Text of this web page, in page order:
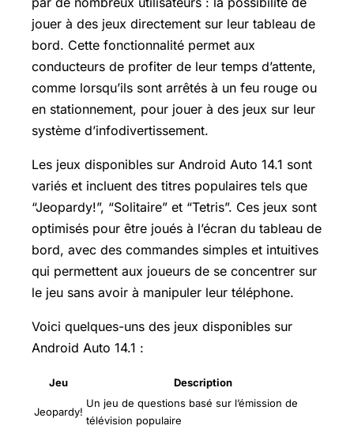
jouer à des jeux directement sur leur tableau de
bord. Cette fonctionnalité permet aux
conducteurs de profiter de leur temps d’attente,
comme lorsqu’ils sont arrêtés à un feu rouge ou
en stationnement, pour jouer à des jeux sur leur
système d’infodivertissement.
Les jeux disponibles sur Android Auto 14.1 sont
variés et incluent des titres populaires tels que
“Jeopardy!”, “Solitaire” et “Tetris”. Ces jeux sont
optimisés pour être joués à l’écran du tableau de
bord, avec des commandes simples et intuitives
qui permettent aux joueurs de se concentrer sur
le jeu sans avoir à manipuler leur téléphone.
Voici quelques-uns des jeux disponibles sur
Android Auto 14.1 :
Jeu Description
Jeopardy!
Un jeu de questions basé sur l’émission de
télévision populaire